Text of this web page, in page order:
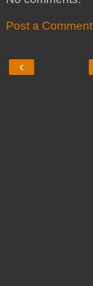
Post a Comment
‹